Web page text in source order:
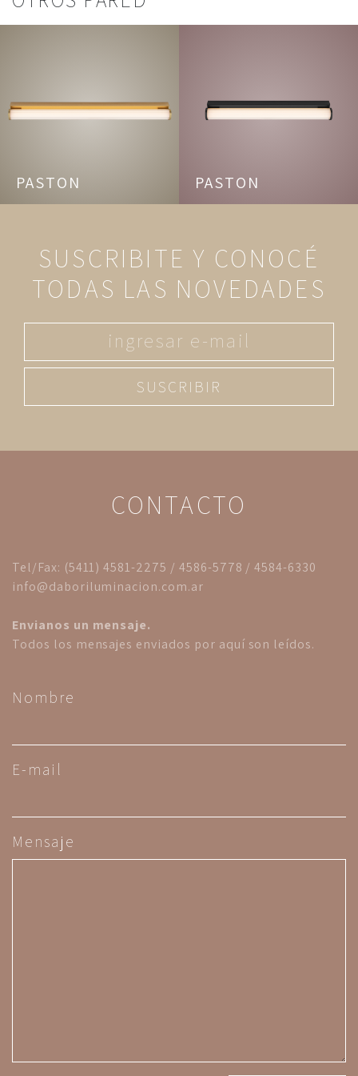
PASTON PASTON
SUSCRIBITE Y CONOCÉ
TODAS LAS NOVEDADES
SUSCRIBIR
CONTACTO
Tel/Fax: (5411) 4581-2275 / 4586-5778 / 4584-6330
info@daboriluminacion.com.ar
Envianos un mensaje.
Todos los mensajes enviados por aquí son leídos.
Nombre
E-mail
Mensaje